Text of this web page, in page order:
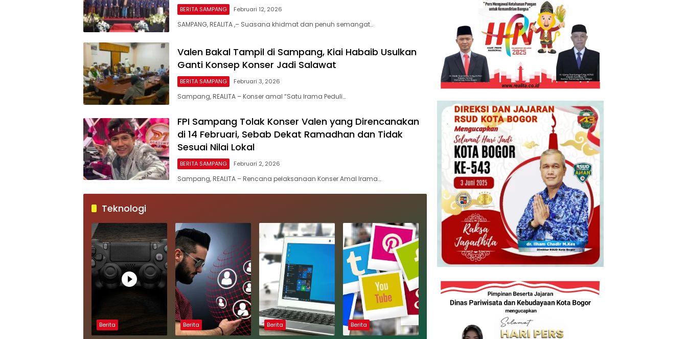
BERITA SAMPANG Februari 12, 2026
SAMPANG, REALITA ,– Suasana khidmat dan penuh semangat…
Valen Bakal Tampil di Sampang, Kiai Habaib Usulkan
Ganti Konsep Konser Jadi Salawat
BERITA SAMPANG Februari 3, 2026
Sampang, REALITA – Konser amal “Satu Irama Peduli…
FPI Sampang Tolak Konser Valen yang Direncanakan
di 14 Februari, Sebab Dekat Ramadhan dan Tidak
Sesuai Nilai Lokal
BERITA SAMPANG Februari 2, 2026
Sampang, REALITA – Rencana pelaksanaan Konser Amal Irama…
Teknologi
Berita Berita Berita Berita